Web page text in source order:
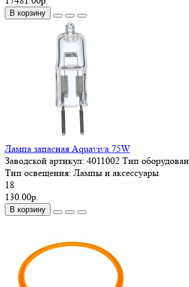
В корзину
Лампа запасная Aquaviva 75W
Заводской артикул: 4011002 Тип
Тип освещения: Лампы и аксессуары
18
130.00р.
В корзину